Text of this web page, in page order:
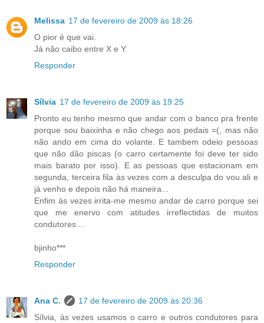
Melissa 17 de fevereiro de 2009 às 18:26
O pior é que vai.
Já não caibo entre X e Y.
Responder
Sílvia 17 de fevereiro de 2009 às 19:25
Pronto eu tenho mesmo que andar com o banco pra frente
porque sou baixinha e não chego aos pedais =(, mas não
não ando em cima do volante. E tambem odeio pessoas
que não dão piscas (o carro certamente foi deve ter sido
mais barato por isso). E as pessoas que estacionam em
segunda, terceira fila às vezes com a desculpa do vou ali e
já venho e depois não há maneira...
Enfim às vezes irrita-me mesmo andar de carro porque sei
que me enervo com atitudes irreflectidas de muitos
condutores....
bjinho***
Responder
Ana C.
17 de fevereiro de 2009 às 20:36
Sílvia, às vezes usamos o carro e outros condutores para